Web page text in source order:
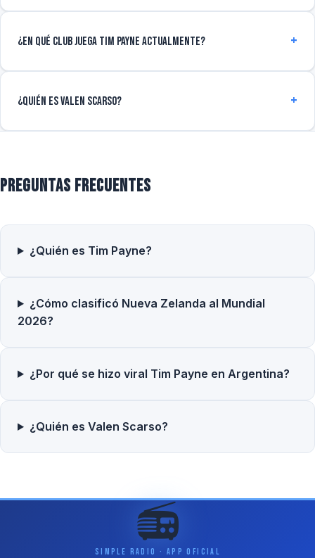
¿En qué club juega Tim Payne actualmente?
¿Quién es Valen Scarso?
Preguntas frecuentes
¿Quién es Tim Payne?
¿Cómo clasificó Nueva Zelanda al Mundial
2026?
¿Por qué se hizo viral Tim Payne en Argentina?
¿Quién es Valen Scarso?
📻
SIMPLE RADIO · APP OFICIAL